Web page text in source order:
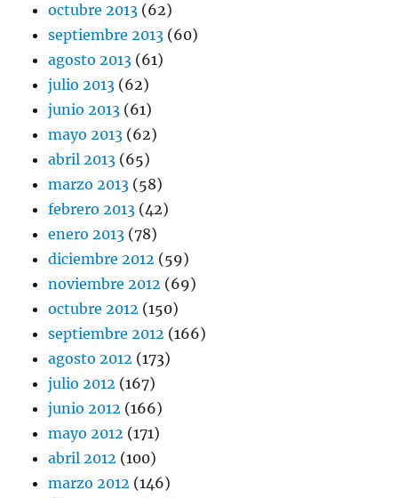
octubre 2013 (62)
septiembre 2013 (60)
agosto 2013 (61)
julio 2013 (62)
junio 2013 (61)
mayo 2013 (62)
abril 2013 (65)
marzo 2013 (58)
febrero 2013 (42)
enero 2013 (78)
diciembre 2012 (59)
noviembre 2012 (69)
octubre 2012 (150)
septiembre 2012 (166)
agosto 2012 (173)
julio 2012 (167)
junio 2012 (166)
mayo 2012 (171)
abril 2012 (100)
marzo 2012 (146)